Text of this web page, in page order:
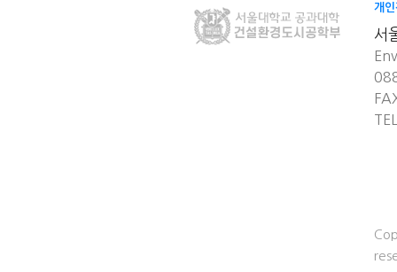
개
서